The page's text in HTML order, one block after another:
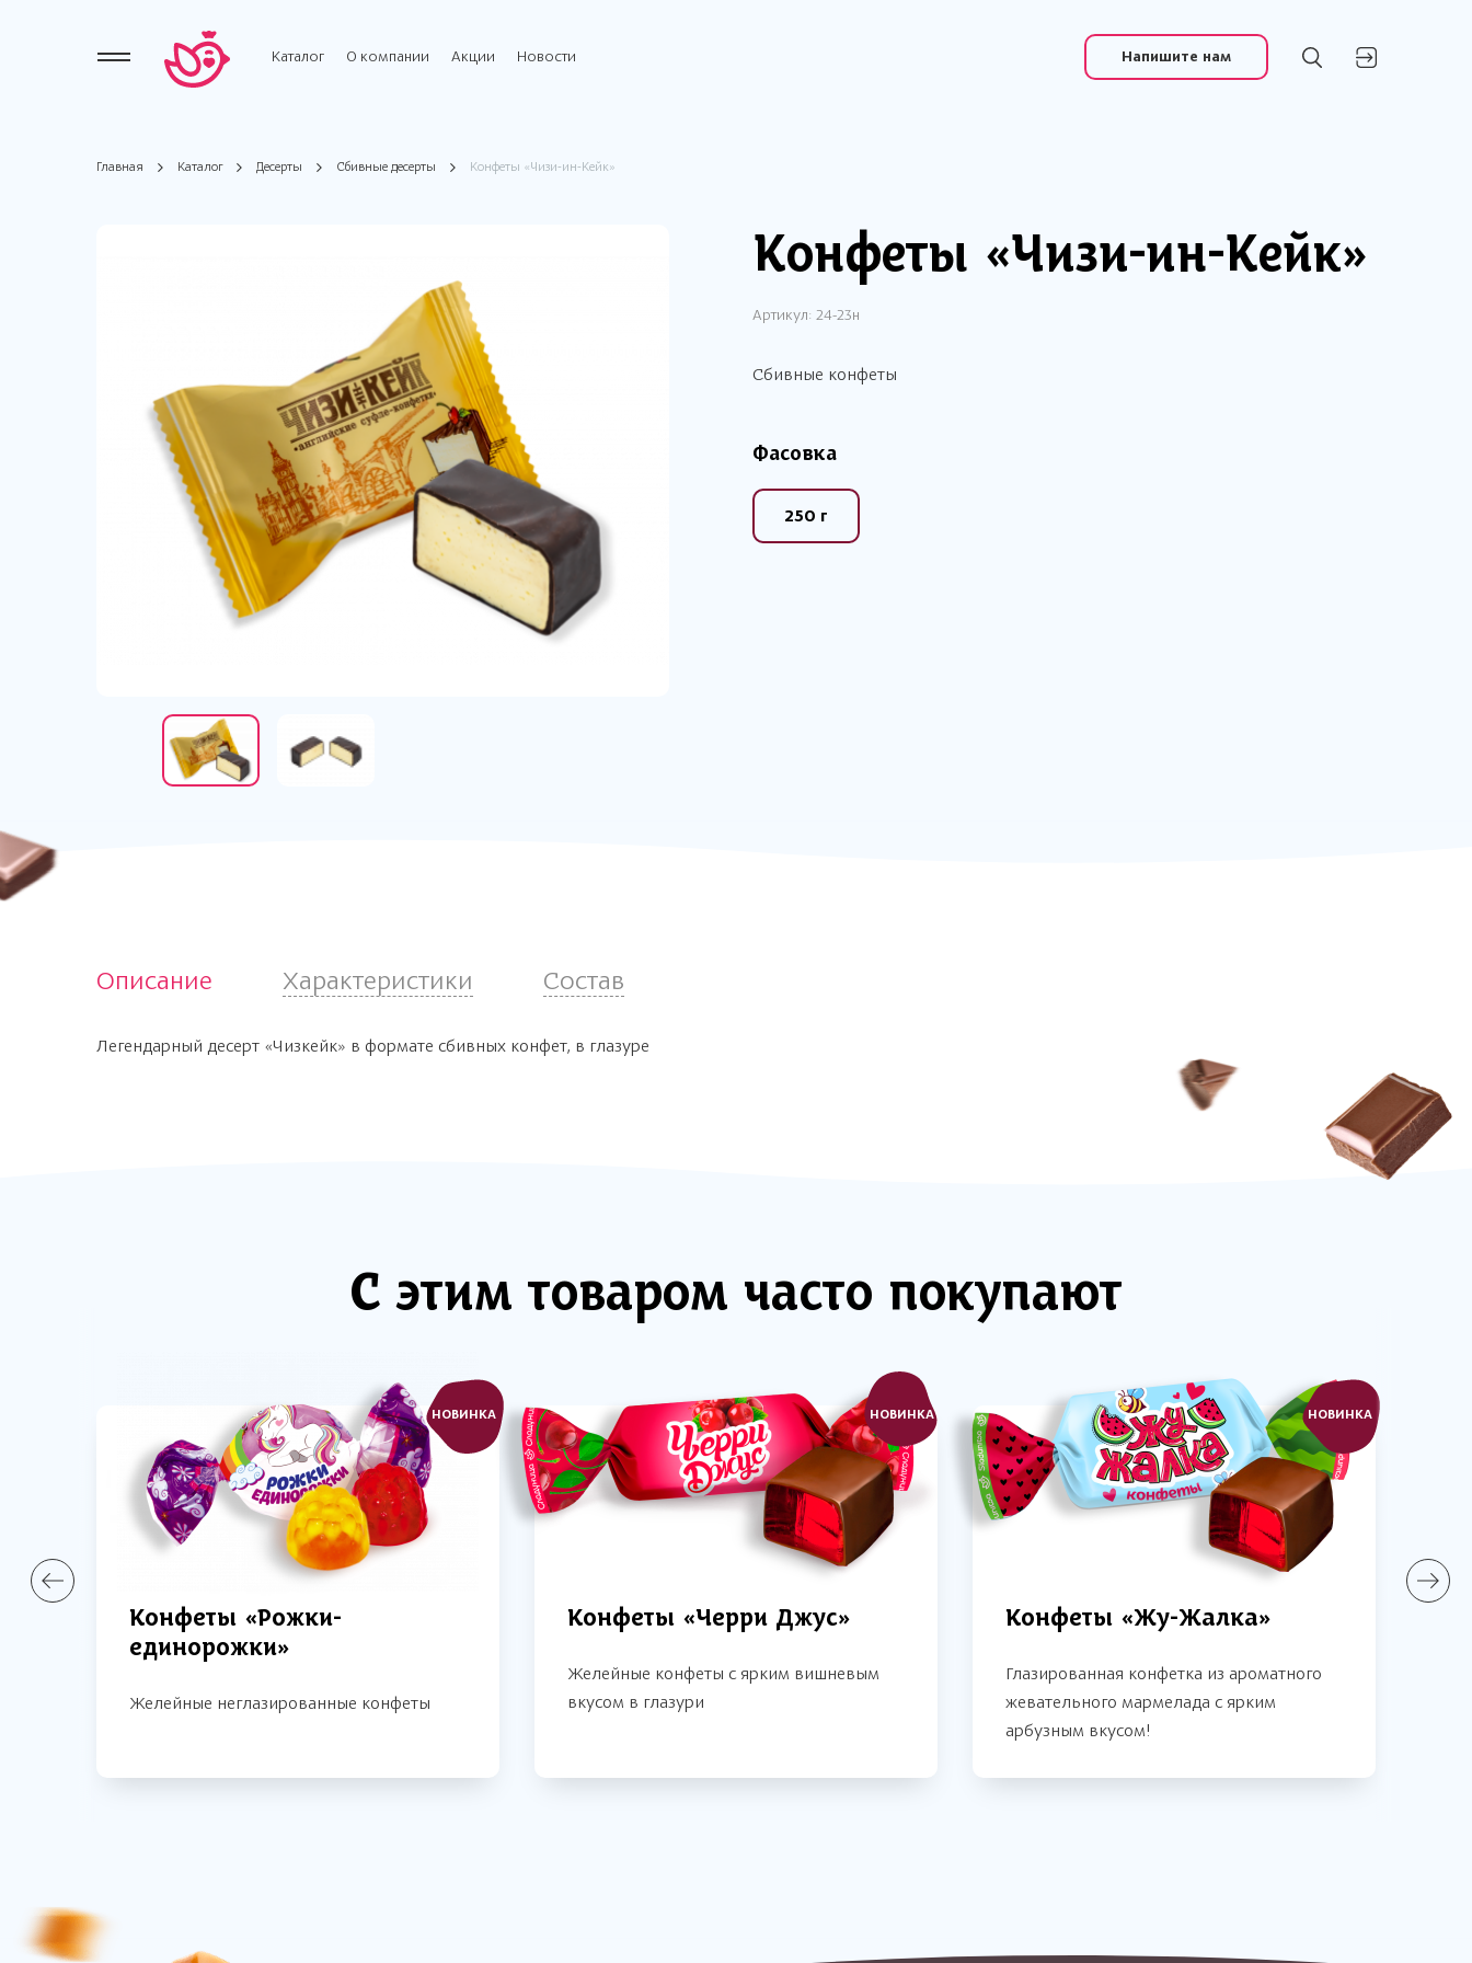
Каталог О компании Акции Новости Напишите нам
Главная Каталог Десерты Сбивные десерты Конфеты «Чизи-ин-Кейк»
Конфеты «Чизи-ин-Кейк»
Артикул: 24-23н
Сбивные конфеты
Фасовка
250 г
Описание Характеристики Состав
Легендарный десерт «Чизкейк» в формате сбивных конфет, в глазуре
С этим товаром часто покупают
НОВИНКА
Конфеты «Рожки-
единорожки»
Желейные неглазированные конфеты
НОВИНКА
Конфеты «Черри Джус»
Желейные конфеты с ярким вишневым
вкусом в глазури
НОВИНКА
Конфеты «Жу-Жалка»
Глазированная конфетка из ароматного
жевательного мармелада с ярким
арбузным вкусом!